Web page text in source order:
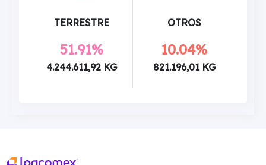
TERRESTRE
51.91%
4.244.611,92 KG
OTROS
10.04%
821.196,01 KG